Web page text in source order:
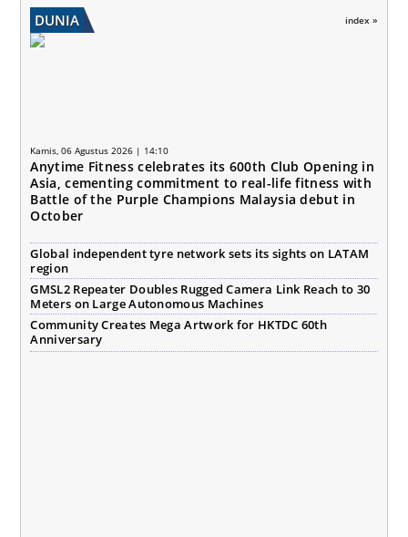
index »
DUNIA
Kamis, 06 Agustus 2026 | 14:10
Anytime Fitness celebrates its 600th Club Opening in
Asia, cementing commitment to real-life fitness with
Battle of the Purple Champions Malaysia debut in
October
Global independent tyre network sets its sights on LATAM
region
GMSL2 Repeater Doubles Rugged Camera Link Reach to 30
Meters on Large Autonomous Machines
Community Creates Mega Artwork for HKTDC 60th
Anniversary